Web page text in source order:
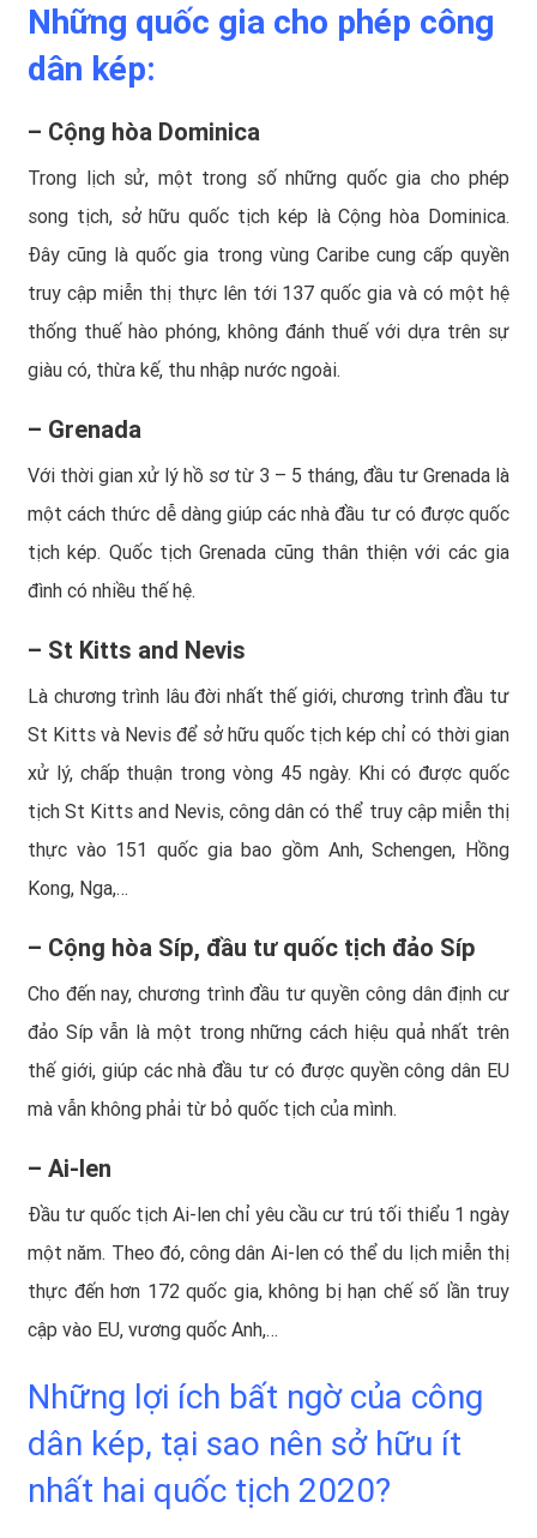
Những quốc gia cho phép công
dân kép:
– Cộng hòa Dominica
Trong lịch sử, một trong số những quốc gia cho phép
song tịch, sở hữu quốc tịch kép là Cộng hòa Dominica.
Đây cũng là quốc gia trong vùng Caribe cung cấp quyền
truy cập miễn thị thực lên tới 137 quốc gia và có một hệ
thống thuế hào phóng, không đánh thuế với dựa trên sự
giàu có, thừa kế, thu nhập nước ngoài.
– Grenada
Với thời gian xử lý hồ sơ từ 3 – 5 tháng, đầu tư Grenada là
một cách thức dễ dàng giúp các nhà đầu tư có được quốc
tịch kép. Quốc tịch Grenada cũng thân thiện với các gia
đình có nhiều thế hệ.
– St Kitts and Nevis
Là chương trình lâu đời nhất thế giới, chương trình đầu tư
St Kitts và Nevis để sở hữu quốc tịch kép chỉ có thời gian
xử lý, chấp thuận trong vòng 45 ngày. Khi có được quốc
tịch St Kitts and Nevis, công dân có thể truy cập miễn thị
thực vào 151 quốc gia bao gồm Anh, Schengen, Hồng
Kong, Nga,…
– Cộng hòa Síp, đầu tư quốc tịch đảo Síp
Cho đến nay, chương trình đầu tư quyền công dânđịnh cư
đảo Síp vẫn là một trong những cách hiệu quả nhất trên
thế giới, giúp các nhà đầu tư có được quyền công dân EU
mà vẫn không phải từ bỏ quốc tịch của mình.
– Ai-len
Đầu tư quốc tịch Ai-len chỉ yêu cầu cư trú tối thiểu 1 ngày
một năm. Theo đó, công dân Ai-len có thể du lịch miễn thị
thực đến hơn 172 quốc gia, không bị hạn chế số lần truy
cập vào EU, vương quốc Anh,…
Những lợi ích bất ngờ của công
dân kép, tại sao nên sở hữu ít
nhất hai quốc tịch 2020?